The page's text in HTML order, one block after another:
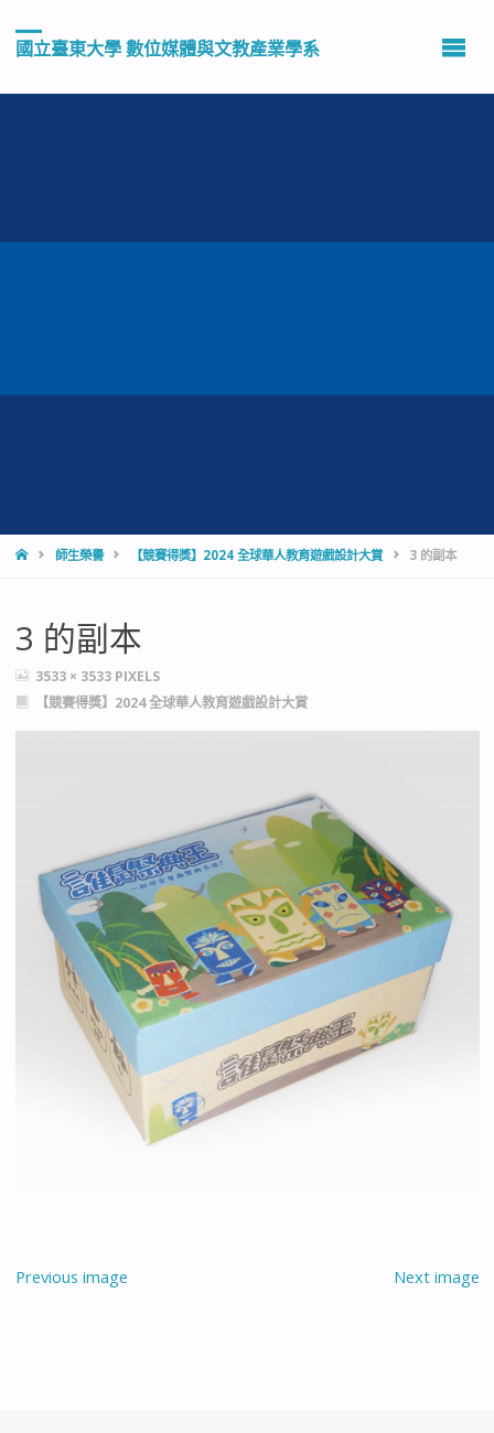
國立臺東大學 數位媒體與文教產業學系
HOME師生榮譽 【競賽得獎】2024 全球華人教育遊戲設計大賞 3 的副本
3 的副本
FULL
SIZE
3533 × 3533 PIXELS
【競賽得獎】2024 全球華人教育遊戲設計大賞
Previous image Next image